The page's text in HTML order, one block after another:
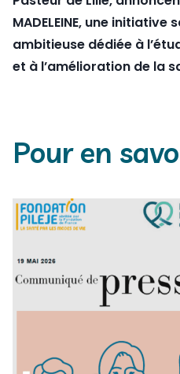
MADELEINE, une
ambitieuse dédiée à
et à l’amélioration de la
Pour en